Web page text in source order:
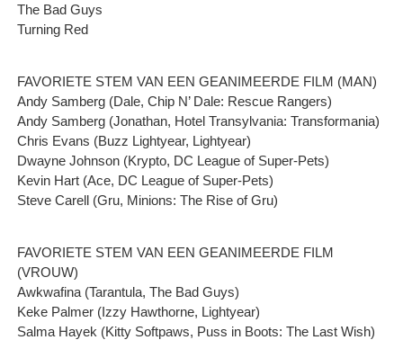
The Bad Guys
Turning Red
FAVORIETE STEM VAN EEN GEANIMEERDE FILM (MAN)
Andy Samberg (Dale, Chip N’ Dale: Rescue Rangers)
Andy Samberg (Jonathan, Hotel Transylvania: Transformania)
Chris Evans (Buzz Lightyear, Lightyear)
Dwayne Johnson (Krypto, DC League of Super-Pets)
Kevin Hart (Ace, DC League of Super-Pets)
Steve Carell (Gru, Minions: The Rise of Gru)
FAVORIETE STEM VAN EEN GEANIMEERDE FILM
(VROUW)
Awkwafina (Tarantula, The Bad Guys)
Keke Palmer (Izzy Hawthorne, Lightyear)
Salma Hayek (Kitty Softpaws, Puss in Boots: The Last Wish)